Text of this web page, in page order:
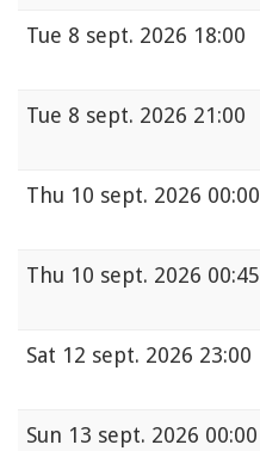
Tue 8 sept. 2026 18:00
Tue 8 sept. 2026 21:00
Thu 10 sept. 2026 00:00
Thu 10 sept. 2026 00:45
Sat 12 sept. 2026 23:00
Sun 13 sept. 2026 00:00